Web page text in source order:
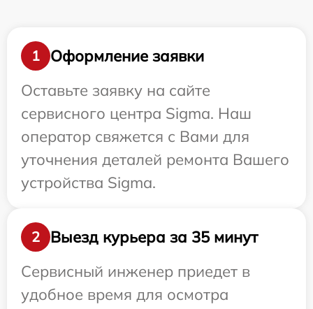
1
Оформление заявки
Оставьте заявку на сайте
сервисного центра Sigma. Наш
оператор свяжется с Вами для
уточнения деталей ремонта Вашего
устройства Sigma.
2
Выезд курьера за 35 минут
Сервисный инженер приедет в
удобное время для осмотра